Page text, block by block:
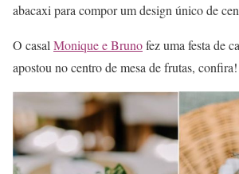
abacaxi para compor um design único de
O casal Monique e Brunofez uma festa de
apostou no centro de mesa de frutas, confira!